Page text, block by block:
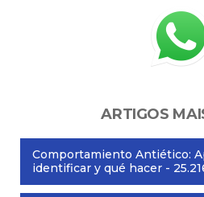
ARTIGOS
Comportamiento Antiético:
identificar y qué hacer -